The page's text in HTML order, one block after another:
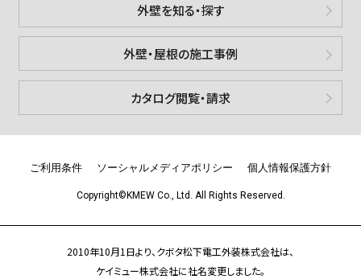
外壁を知る・探す
外壁・屋根の施工事例
カタログ閲覧・請求
Copyright©KMEW Co., Ltd. All Rights Reserved.
ご利用条件 ソーシャルメディアポリシー 個人情報保護方針
2010年10月1日より、クボタ松下電工外装株式会社は、
ケイミュー株式会社に社名変更しました。